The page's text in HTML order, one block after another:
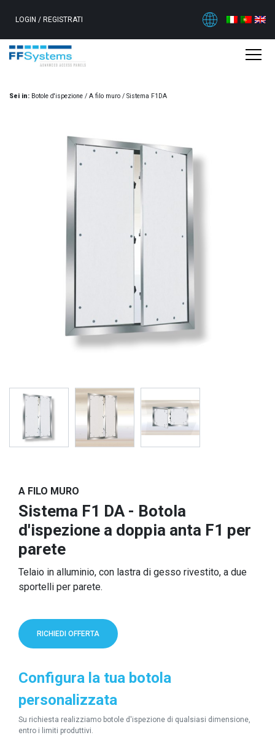
LOGIN / REGISTRATI
Sei in: Botole d'ispezione / A filo muro / Sistema F1DA
A FILO MURO
Sistema F1 DA - Botola
d'ispezione a doppia anta F1 per
parete
Telaio in alluminio, con lastra di gesso rivestito, a due
sportelli per parete.
RICHIEDI OFFERTA
Configura la tua botola
personalizzata
Su richiesta realizziamo botole d'ispezione di qualsiasi dimensione,
entro i limiti produttivi.